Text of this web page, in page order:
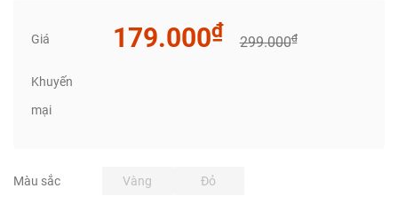
Giá 179.000₫
299.000₫
Khuyến
mại
Màu sắc Vàng Đỏ